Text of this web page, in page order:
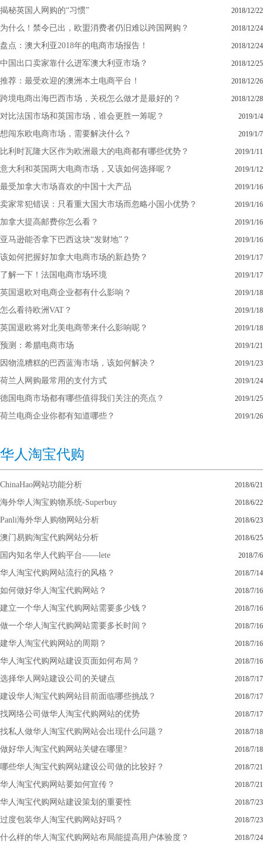
揭秘英国人网购的“习惯” 2018/12/22
为什么！禁令已出，欧盟消费者仍旧难以跨国网购？ 2018/12/24
盘点：澳大利亚2018年的电商市场报告！ 2018/12/24
中国出口卖家靠什么进军澳大利亚市场？ 2018/12/25
推荐：最受欢迎的澳洲本土电商平台！ 2018/12/26
跨境电商出海巴西市场，关税怎么做才是最好的？ 2018/12/28
对比法国市场和英国市场，谁会更胜一筹呢？ 2019/1/4
想闯东欧电商市场，需要解决什么？ 2019/1/7
比利时瓦隆大区作为欧洲最大的电商都有哪些优势？ 2019/1/11
意大利和英国两大电商市场，又该如何选择呢？ 2019/1/12
最受加拿大市场喜欢的中国十大产品 2019/1/16
卖家常犯错误：只看重大国大市场而忽略小国小优势？ 2019/1/16
加拿大提高邮费你怎么看？ 2019/1/16
亚马逊能否拿下巴西这块“发财地”？ 2019/1/16
该如何把握好加拿大电商市场的新趋势？ 2019/1/17
了解一下！法国电商市场环境 2019/1/17
英国退欧对电商企业都有什么影响？ 2019/1/18
怎么看待欧洲VAT？ 2019/1/18
英国退欧将对北美电商带来什么影响呢？ 2019/1/18
预测：希腊电商市场 2019/1/21
因物流糟糕的巴西蓝海市场，该如何解决？ 2019/1/23
荷兰人网购最常用的支付方式 2019/1/24
德国电商市场都有哪些值得我们关注的亮点？ 2019/1/25
荷兰电商企业你都有知道哪些？ 2019/1/26
华人淘宝代购
ChinaHao网站功能分析 2018/6/21
海外华人淘宝购物系统-Superbuy 2018/6/22
Panli海外华人购物网站分析 2018/6/23
澳门易购淘宝代购网站分析 2018/6/25
国内知名华人代购平台——lete 2018/7/6
华人淘宝代购网站流行的风格？ 2018/7/14
如何做好华人淘宝代购网站？ 2018/7/16
建立一个华人淘宝代购网站需要多少钱？ 2018/7/16
做一个华人淘宝代购网站需要多长时间？ 2018/7/16
建华人淘宝代购网站的周期？ 2018/7/16
华人淘宝代购网站建设页面如何布局？ 2018/7/16
选择华人网站建设公司的关键点 2018/7/17
建设华人淘宝代购网站目前面临哪些挑战？ 2018/7/17
找网络公司做华人淘宝代购网站的优势 2018/7/17
找私人做华人淘宝代购网站会出现什么问题？ 2018/7/18
做好华人淘宝代购网站关键在哪里? 2018/7/18
哪些华人淘宝代购网站建设公司做的比较好？ 2018/7/21
华人淘宝代购网站要如何宣传？ 2018/7/21
华人淘宝代购网站建设策划的重要性 2018/7/23
过度包装华人淘宝代购网站好吗？ 2018/7/23
什么样的华人淘宝代购网站布局能提高用户体验度？ 2018/7/24